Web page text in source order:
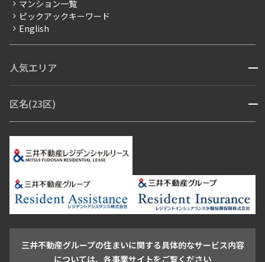
フリーレント
ペット可
ブランドマンション
マンション一覧
ピックアックキーワード
English
人気エリア 開閉
青山・表参道・原宿
芝浦・汐留・品川
月島・勝どき・豊洲
目白・高田馬場・早稲田
中野・荻窪
池尻大橋・三軒茶屋
祐天寺・学芸大学・自由が丘
駒沢・用賀・二子玉川
成城・砧
池袋・板橋・王子
青山 渋谷 東京・大手町 新宿 品川 目黒・中目黒
区名(23区) 開閉
豊島区
杉並区 板橋区
葛飾区
江戸川区
三井不動産グループの住まいに関する具体的なサービス内容
については、各事業サイトをご覧ください